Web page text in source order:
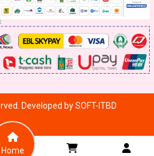
Developed bySOFT-ITBD
Home